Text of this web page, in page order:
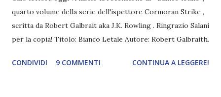
quarto volume della serie dell'ispettore Cormoran Strike ,
scritta da Robert Galbrait aka J.K. Rowling . Ringrazio Salani
per la copia! Titolo: Bianco Letale Autore: Robert Galbraith
2019 Compralo a 9,99€ Quando il giovane Billy, in preda a
CONDIVIDI 9 COMMENTI CONTINUA A LEGGERE!